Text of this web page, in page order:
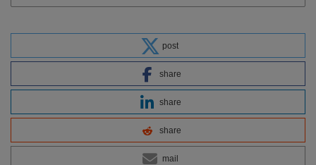
post
share
share
share
mail